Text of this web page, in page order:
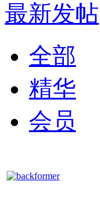
最新发帖
全部
精华
会员